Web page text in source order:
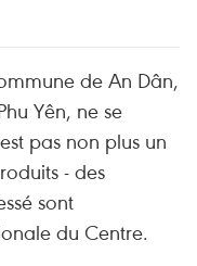
de An Dân,
Yên, ne se
pas non plus un
- des
sont
du Centre.